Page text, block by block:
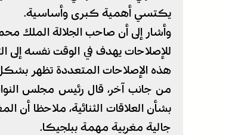
يكتسي أهمية كبرى وأساسية.
وأشار إلى أن صاحب الجلالة الملك
للإصلاحات يهدف في الوقت نفسه إلى
هذه الإصلاحات المتعددة تظهر
من جانب آخر، قال رئيس مجلس
بشأن العلاقات الثنائية، ملاحظا أن
جالية مغربية مهمة ببلجيكا.